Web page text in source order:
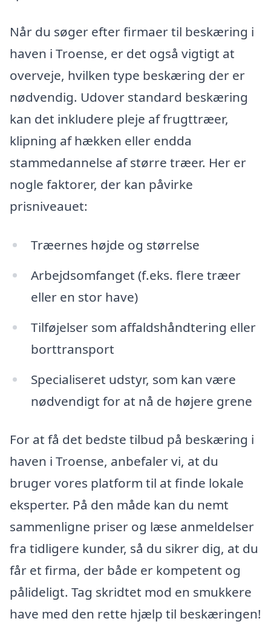
Når du søger efter firmaer til beskæring i
haven i Troense, er det også vigtigt at
overveje, hvilken type beskæring der er
nødvendig. Udover standard beskæring
kan det inkludere pleje af frugttræer,
klipning af hækken eller endda
stammedannelse af større træer. Her er
nogle faktorer, der kan påvirke
prisniveauet:
Træernes højde og størrelse
Arbejdsomfanget (f.eks. flere træer
eller en stor have)
Tilføjelser som affaldshåndtering eller
borttransport
Specialiseret udstyr, som kan være
nødvendigt for at nå de højere grene
For at få det bedste tilbud på beskæring i
haven i Troense, anbefaler vi, at du
bruger vores platform til at finde lokale
eksperter. På den måde kan du nemt
sammenligne priser og læse anmeldelser
fra tidligere kunder, så du sikrer dig, at du
får et firma, der både er kompetent og
pålideligt. Tag skridtet mod en smukkere
have med den rette hjælp til beskæringen!